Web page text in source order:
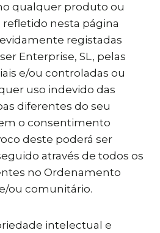
qualquer produto ou
nesta página
registadas
Enterprise, SL, pelas
e/ou controladas ou
uso indevido das
diferentes do seu
o consentimento
deste poderá ser
através de todos os
no Ordenamento
ou comunitário.
intelectual e